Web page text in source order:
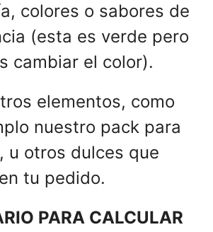
colores o sabores de
(esta es verde pero
cambiar el color).
elementos, como
nuestro pack para
u otros dulces que
tu pedido.
PARA CALCULAR